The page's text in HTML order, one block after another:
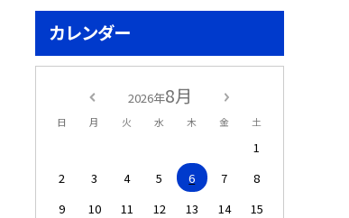
カレンダー
2026年8月
日 月 火 水 木 金 土
1
2
3 4 5 6 7
8
9
10 11 12 13 14
15